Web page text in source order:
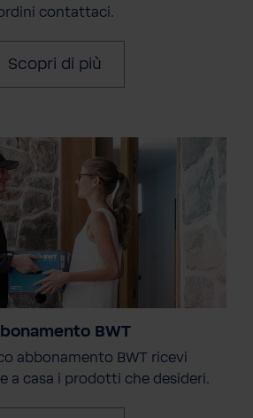
contattaci.
Scopri di più
BWT
abbonamento BWT ricevi
a casa i prodotti che desideri.